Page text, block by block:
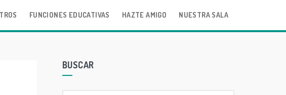
FUNCIONES EDUCATIVAS HAZTE AMIGO NUESTRA SALA
BUSCAR